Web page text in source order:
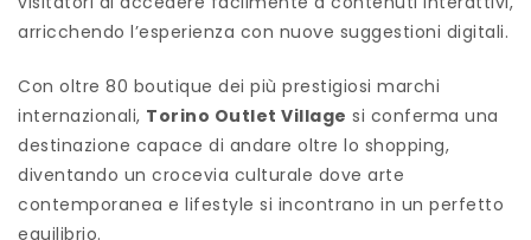
arricchendo l’esperienza con nuove suggestioni digitali.
Con oltre 80 boutique dei più prestigiosi marchi
internazionali, Torino Outlet Village si conferma una
destinazione capace di andare oltre lo shopping,
diventando un crocevia culturale dove arte
contemporanea e lifestyle si incontrano in un perfetto
equilibrio.